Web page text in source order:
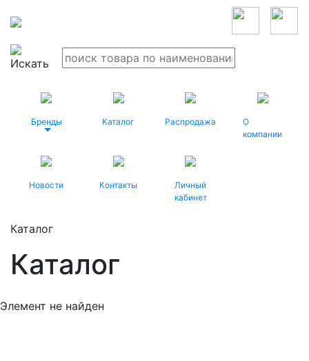
Бренды Каталог Распродажа
О
компании
Новости Контакты
Личный
кабинет
Каталог
Каталог
Элемент не найден